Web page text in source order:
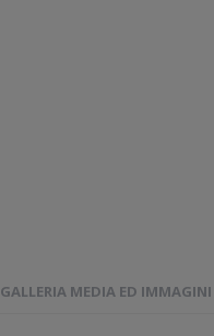
GALLERIA MEDIA ED IMMAGINI